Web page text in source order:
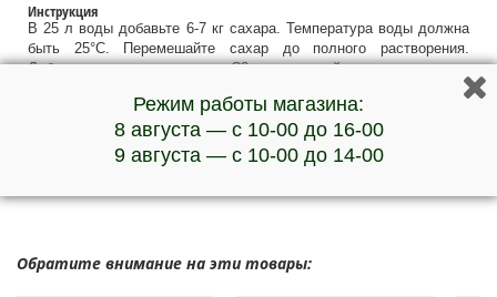
Инструкция
В 25 л воды добавьте 6-7 кг сахара. Температура воды должна
быть 25°С. Перемешайте сахар до полного растворения.
Добавьте содержимое пакета С3 и перемешайте.
Вес упаковки 90 г.
***Наличие товара и актуальную стоимость уточняйте у
менеджеров по телефону
Обратите внимание на эти товары:
Режим работы магазина:
8 августа — с 10-00 до 16-00
9 августа — с 10-00 до 14-00